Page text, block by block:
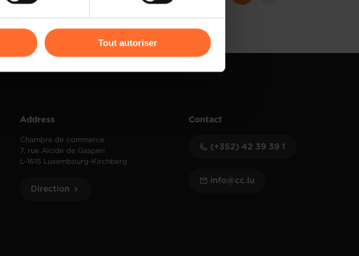
Tout autoriser
Address
Chambre de commerce
7, rue Alcide de Gasperi
L-1615 Luxembourg-Kirchberg
Direction
Contact
(+352) 42 39 39 1
info@cc.lu